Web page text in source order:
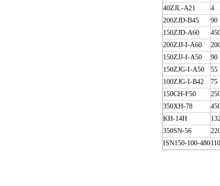
40ZJL-A21
4
200ZJD-B45
90
150ZJD-A60
200ZJJ-I-A60
150ZJJ-I-A50
90
150ZJG-I-A50
55
100ZJG-I-B42
75
150CH-F50
350XH-78
KH-14H
350SN-56
ISN150-100-480110